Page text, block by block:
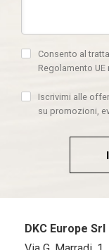
Consento al
Regolamento UE
Iscrivimi alle
su promozioni,
DKC Europe